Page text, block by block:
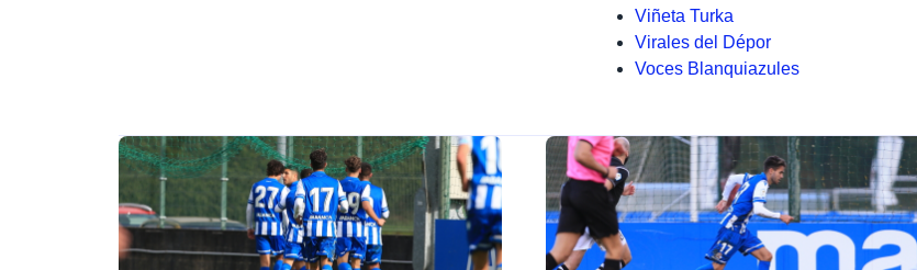
Viñeta Turka
Virales del Dépor
Voces Blanquiazules